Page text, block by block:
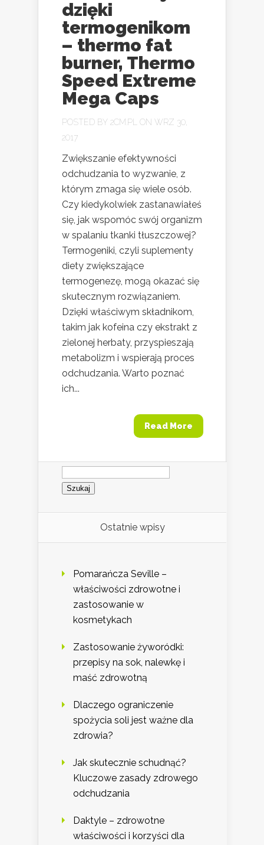
dzięki
termogenikom
– thermo fat
burner, Thermo
Speed Extreme
Mega Caps
POSTED BY 2CM.PL
ON WRZ 30,
2017
Zwiększanie efektywności
odchudzania to wyzwanie, z
którym zmaga się wiele osób.
Czy kiedykolwiek zastanawiałeś
się, jak wspomóc swój organizm
w spalaniu tkanki tłuszczowej?
Termogeniki, czyli suplementy
diety zwiększające
termogenezę, mogą okazać się
skutecznym rozwiązaniem.
Dzięki właściwym składnikom,
takim jak kofeina czy ekstrakt z
zielonej herbaty, przyspieszają
metabolizm i wspierają proces
odchudzania. Warto poznać
ich...
Read More
Szukaj:
Ostatnie wpisy
Pomarańcza Seville –
właściwości zdrowotne i
zastosowanie w
kosmetykach
Zastosowanie żyworódki:
przepisy na sok, nalewkę i
maść zdrowotną
Dlaczego ograniczenie
spożycia soli jest ważne dla
zdrowia?
Jak skutecznie schudnąć?
Kluczowe zasady zdrowego
odchudzania
Daktyle – zdrowotne
właściwości i korzyści dla